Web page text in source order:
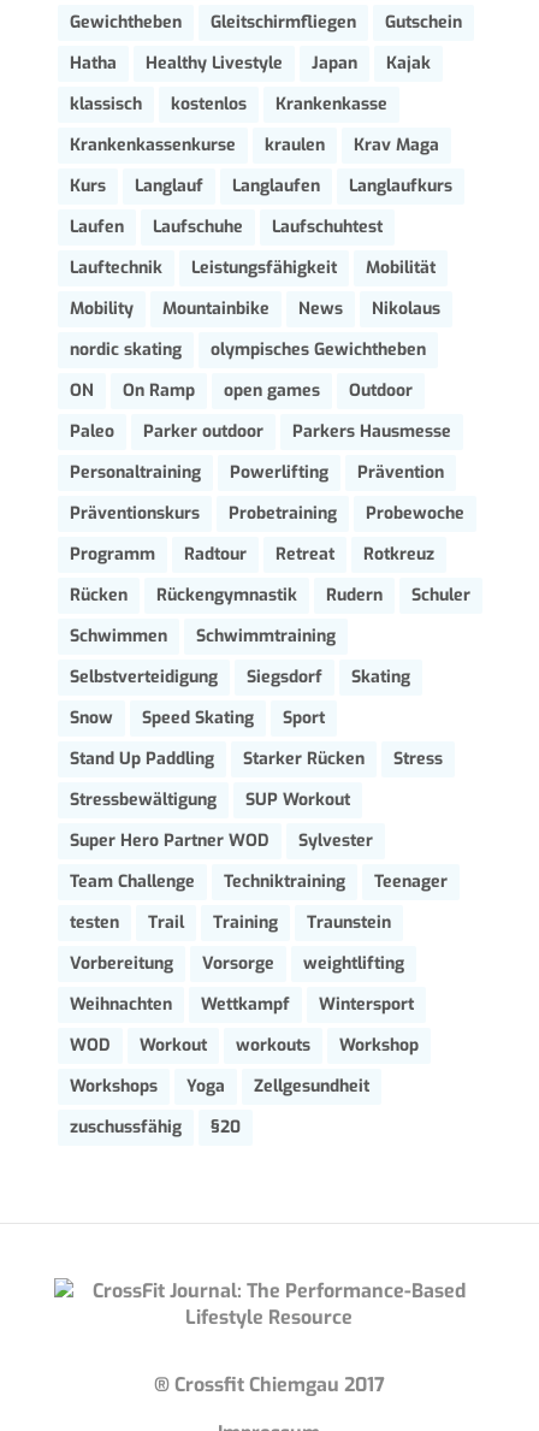
Gewichtheben
Gleitschirmfliegen
Gutschein
Hatha
Healthy Livestyle Japan
Kajak
klassisch
kostenlos
Krankenkasse
Krankenkassenkurse
kraulen
Krav Maga
Kurs
Langlauf Langlaufen
Langlaufkurs
Laufen
Laufschuhe
Laufschuhtest
Lauftechnik
Leistungsfähigkeit
Mobilität
Mobility
Mountainbike News
Nikolaus
nordic skating
olympisches Gewichtheben
ON
On Ramp open games
Outdoor
Paleo
Parker outdoor
Parkers Hausmesse
Personaltraining
Powerlifting
Prävention
Präventionskurs
Probetraining
Probewoche
Programm
Radtour Retreat
Rotkreuz
Rücken
Rückengymnastik Rudern
Schuler
Schwimmen
Schwimmtraining
Selbstverteidigung
Siegsdorf
Skating
Snow
Speed Skating
Sport
Stand Up Paddling
Starker Rücken
Stress
Stressbewältigung
SUP Workout
Super Hero Partner WOD
Sylvester
Team Challenge
Techniktraining
Teenager
testen
Trail Training
Traunstein
Vorbereitung
Vorsorge
weightlifting
Weihnachten
Wettkampf
Wintersport
WOD
Workout workouts
Workshop
Workshops
Yoga
Zellgesundheit
zuschussfähig
§20
® Crossfit Chiemgau 2017